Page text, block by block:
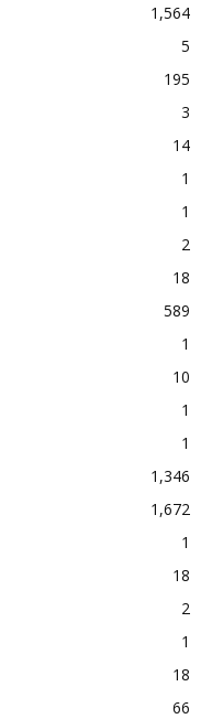
1,564
5
195
3
14
1
1
2
18
589
1
10
1
1
1,346
1,672
1
18
2
1
18
66